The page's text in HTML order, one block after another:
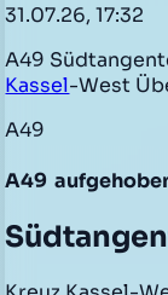
31.07.26, 17:32
A49
Kassel-West
A49
A49